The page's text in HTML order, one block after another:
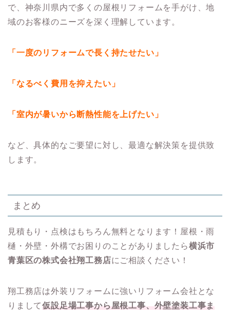
で、神奈川県内で多くの屋根リフォームを手がけ、地
域のお客様のニーズを深く理解しています。
「一度のリフォームで長く持たせたい」
「なるべく費用を抑えたい」
「室内が暑いから断熱性能を上げたい」
など、具体的なご要望に対し、最適な解決策を提供致
します。
まとめ
見積もり・点検はもちろん無料となります！屋根・雨
樋・外壁・外構でお困りのことがありましたら横浜市
青葉区の株式会社翔工務店にご相談ください！
翔工務店は外装リフォームに強いリフォーム会社とな
りまして仮設足場工事から屋根工事、外壁塗装工事ま